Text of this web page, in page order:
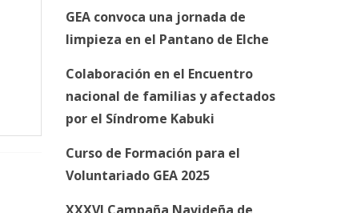
GEA convoca una jornada de
limpieza en el Pantano de Elche
Colaboración en el Encuentro
nacional de familias y afectados
por el Síndrome Kabuki
Curso de Formación para el
Voluntariado GEA 2025